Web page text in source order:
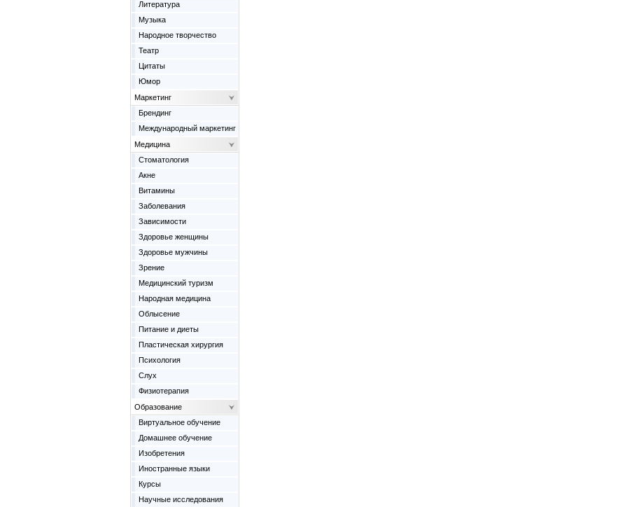
Литература
Музыка
Народное творчество
Театр
Цитаты
Юмор
Маркетинг
Брендинг
Международный маркетинг
Медицина
Cтоматология
Акне
Витамины
Заболевания
Зависимости
Здоровье женщины
Здоровье мужчины
Зрение
Медицинский туризм
Народная медицина
Облысение
Питание и диеты
Пластическая хирургия
Психология
Слух
Физиотерапия
Образование
Виртуальное обучение
Домашнее обучение
Изобретения
Иностранные языки
Курсы
Научные исследования